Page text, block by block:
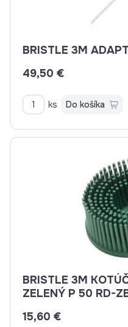
BRISTLE 3M
49,50 €
ks Do košíka
BRISTLE 3M
ZELENÝ P 50
15,60 €